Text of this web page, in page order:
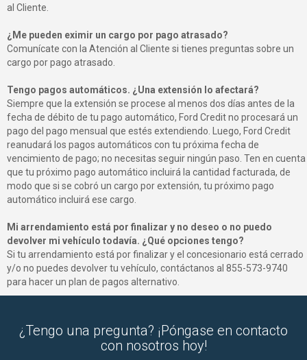
al Cliente.
¿Me pueden eximir un cargo por pago atrasado?
Comunícate con la Atención al Cliente si tienes preguntas sobre un
cargo por pago atrasado.
Tengo pagos automáticos. ¿Una extensión lo afectará?
Siempre que la extensión se procese al menos dos días antes de la
fecha de débito de tu pago automático, Ford Credit no procesará un
pago del pago mensual que estés extendiendo. Luego, Ford Credit
reanudará los pagos automáticos con tu próxima fecha de
vencimiento de pago; no necesitas seguir ningún paso. Ten en cuenta
que tu próximo pago automático incluirá la cantidad facturada, de
modo que si se cobró un cargo por extensión, tu próximo pago
automático incluirá ese cargo.
Mi arrendamiento está por finalizar y no deseo o no puedo
devolver mi vehículo todavía. ¿Qué opciones tengo?
Si tu arrendamiento está por finalizar y el concesionario está cerrado
y/o no puedes devolver tu vehículo, contáctanos al 855-573-9740
para hacer un plan de pagos alternativo.
¿Tengo una pregunta? ¡Póngase en contacto
con nosotros hoy!